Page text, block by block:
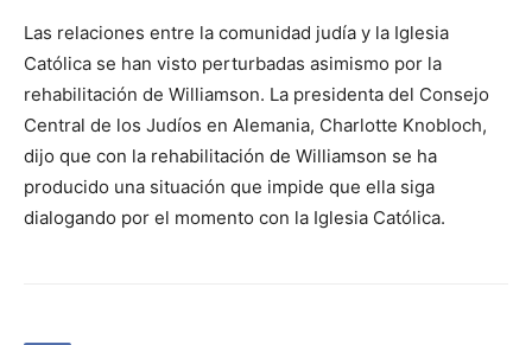
Las relaciones entre la comunidad judía y la Iglesia
Católica se han visto perturbadas asimismo por la
rehabilitación de Williamson. La presidenta del Consejo
Central de los Judíos en Alemania, Charlotte Knobloch,
dijo que con la rehabilitación de Williamson se ha
producido una situación que impide que ella siga
dialogando por el momento con la Iglesia Católica.